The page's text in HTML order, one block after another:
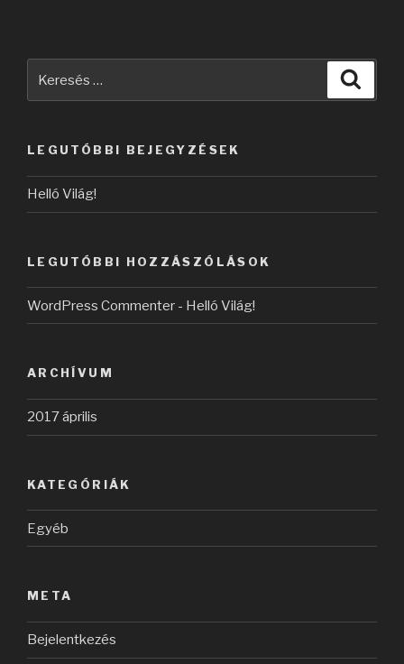
LEGUTÓBBI BEJEGYZÉSEK
Helló Világ!
LEGUTÓBBI HOZZÁSZÓLÁSOK
WordPress Commenter - Helló Világ!
ARCHÍVUM
2017 április
KATEGÓRIÁK
Egyéb
META
Bejelentkezés